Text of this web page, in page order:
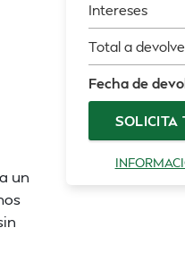
un
Intereses
Total a
Fecha de
SOLICITA